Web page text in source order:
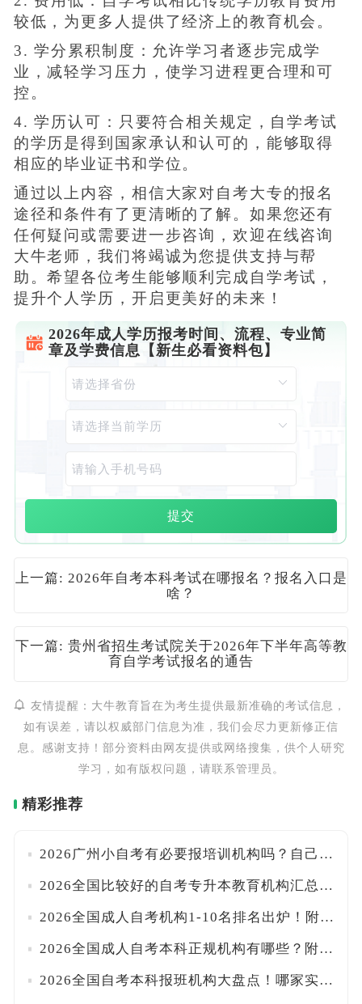
较低，为更多人提供了经济上的教育机会。
3. 学分累积制度：允许学习者逐步完成学
业，减轻学习压力，使学习进程更合理和可
控。
4. 学历认可：只要符合相关规定，自学考试
的学历是得到国家承认和认可的，能够取得
相应的毕业证书和学位。
通过以上内容，相信大家对自考大专的报名
途径和条件有了更清晰的了解。如果您还有
任何疑问或需要进一步咨询，欢迎在线咨询
大牛老师，我们将竭诚为您提供支持与帮
助。希望各位考生能够顺利完成自学考试，
提升个人学历，开启更美好的未来！
2026年成人学历报考时间、流程、专业简
章及学费信息【新生必看资料包】
提交
上一篇: 2026年自考本科考试在哪报名？报名入口是
啥？
下一篇: 贵州省招生考试院关于2026年下半年高等教
育自学考试报名的通告
友情提醒：大牛教育旨在为考生提供最新准确的考试信息，
如有误差，请以权威部门信息为准，我们会尽力更新修正信
息。感谢支持！部分资料由网友提供或网络搜集，供个人研究
学习，如有版权问题，请联系管理员。
精彩推荐
2026广州小自考有必要报培训机构吗？自己能报名吗？附官方入口与报考流程详解！
2026全国比较好的自考专升本教育机构汇总！附口碑甄别技巧与报班注意事项
2026全国成人自考机构1-10名排名出炉！附正规资质核查与避坑指南
2026全国成人自考本科正规机构有哪些？附各省办学许可查询入口及甄别方法
2026全国自考本科报班机构大盘点！哪家实力最强？附避坑挑选指南